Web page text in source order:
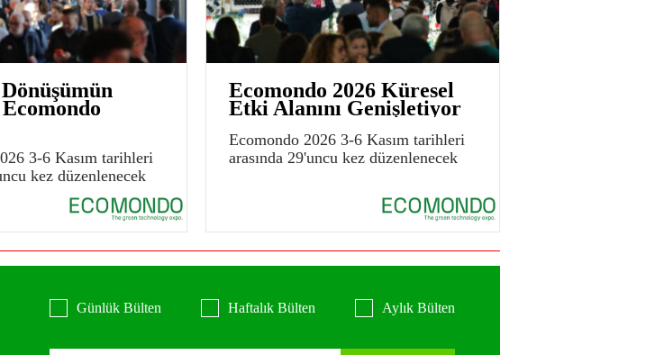
3-6 Kasım tarihleri
kez düzenlenecek
Ecomondo 2026 Küresel
Etki Alanını Genişletiyor
Ecomondo 2026 3-6 Kasım tarihleri
arasında 29'uncu kez düzenlenecek
Günlük Bülten Haftalık Bülten Aylık Bülten